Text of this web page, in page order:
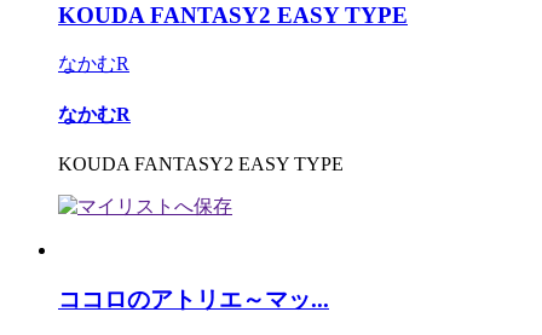
KOUDA FANTASY2 EASY TYPE
なかむR
なかむR
KOUDA FANTASY2 EASY TYPE
ココロのアトリエ～マッ...